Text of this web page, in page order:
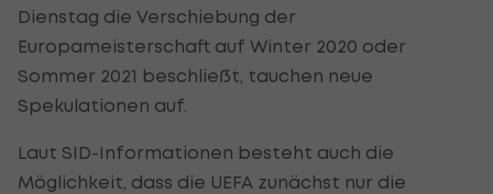
Dienstag die Verschiebung der
Europameisterschaft auf Winter 2020 oder
Sommer 2021 beschließt, tauchen neue
Spekulationen auf.
Laut SID-Informationen besteht auch die
Möglichkeit, dass die UEFA zunächst nur die